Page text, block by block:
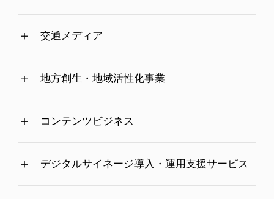
交通メディア
地方創生・地域活性化事業
コンテンツビジネス
デジタルサイネージ導入・運用支援サービス